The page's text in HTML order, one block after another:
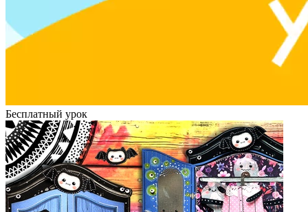
Бесплатный урок